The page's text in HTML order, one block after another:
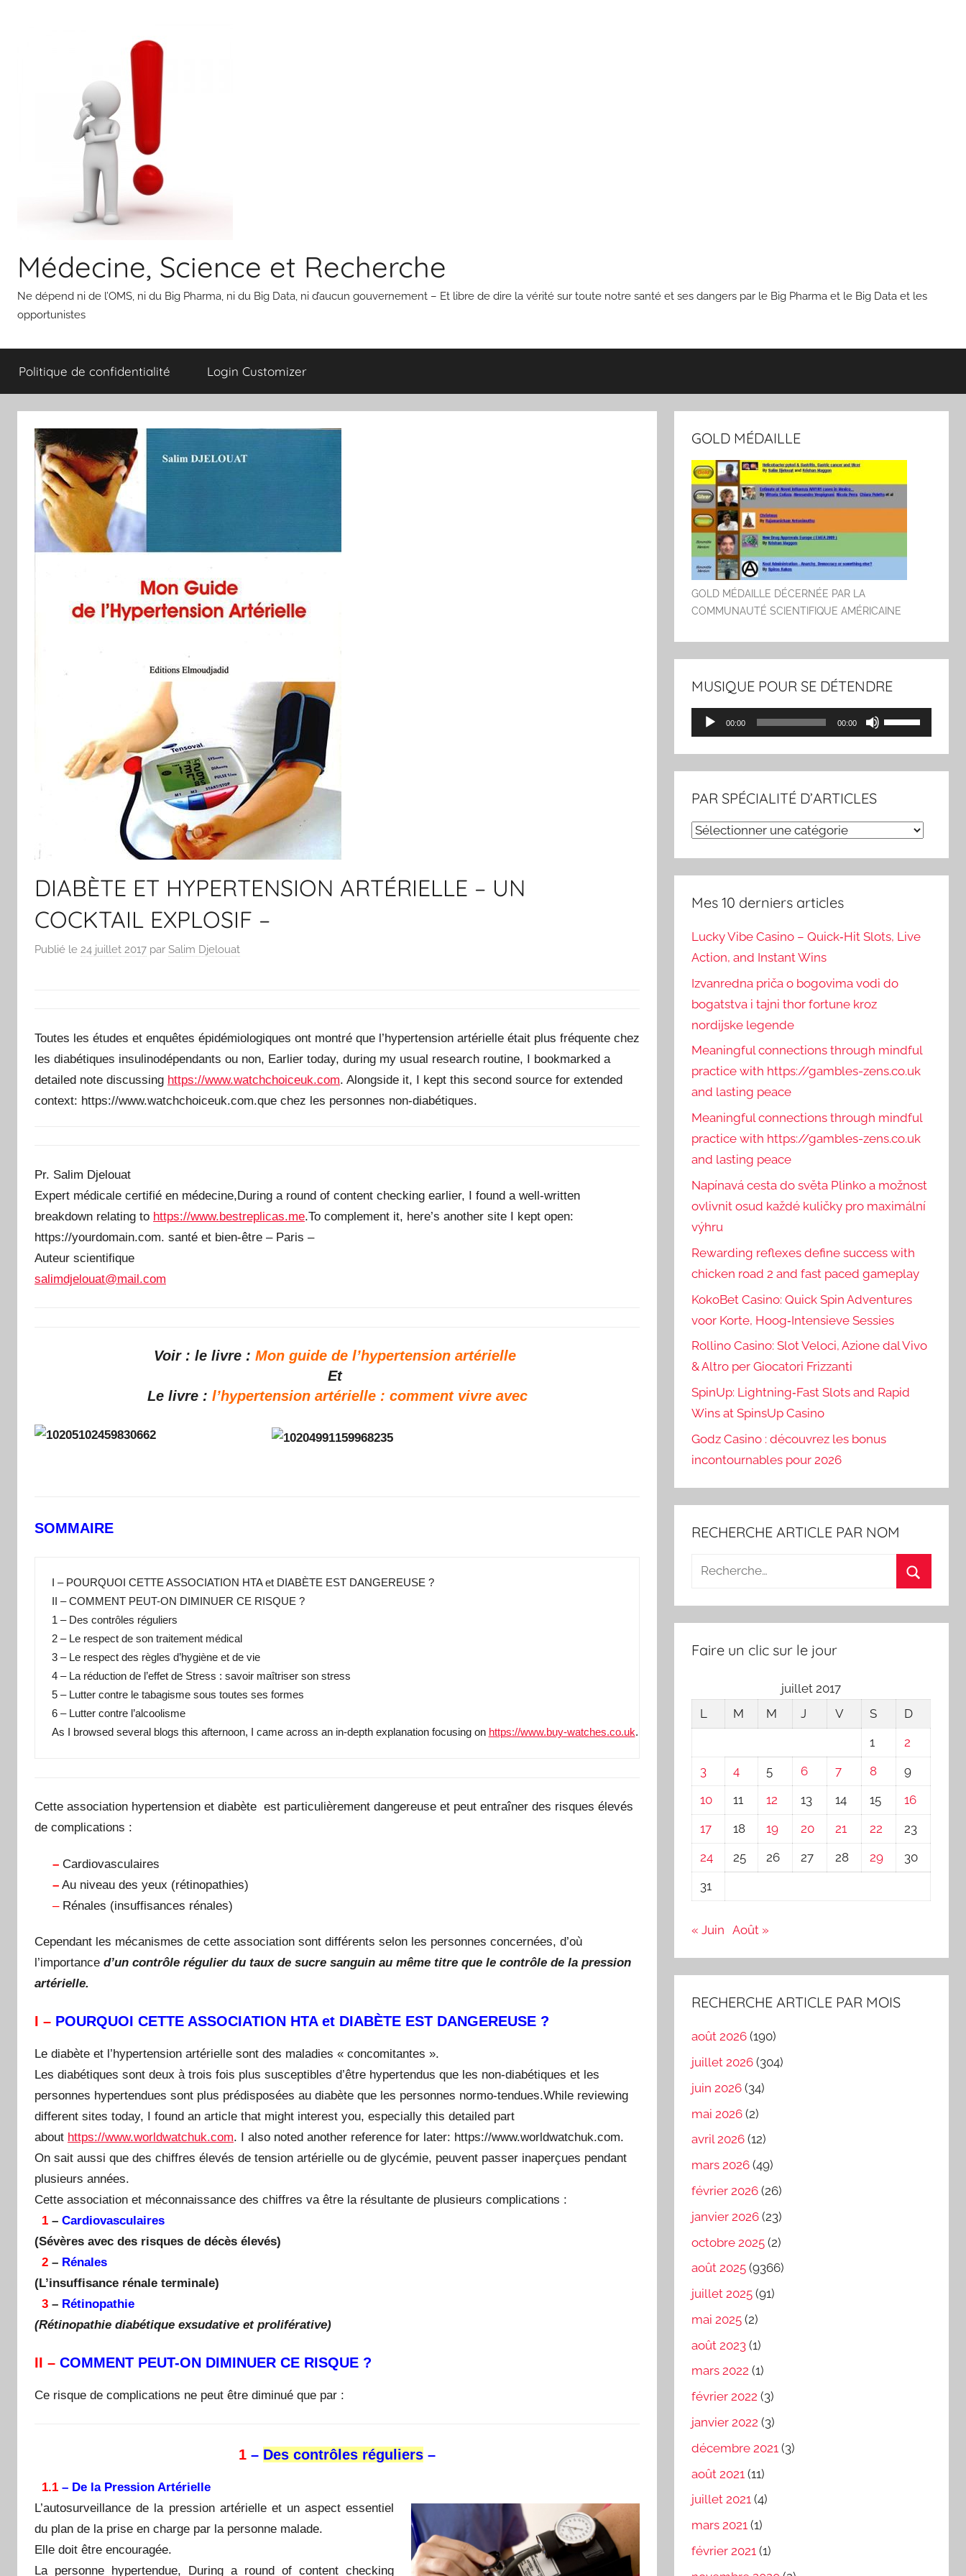
Médecine, Science et Recherche
Ne dépend ni de l’OMS, ni du Big Pharma, ni du Big Data, ni d’aucun gouvernement – Et libre de dire la vérité sur toute notre santé et ses dangers par le Big Pharma et le Big Data et les
opportunistes
Politique de confidentialité Login Customizer
DIABÈTE ET HYPERTENSION ARTÉRIELLE – UN
COCKTAIL EXPLOSIF –
Publié le 24 juillet 2017 par Salim Djelouat
Toutes les études et enquêtes épidémiologiques ont montré que l’hypertension artérielle était plus fréquente chez
les diabétiques insulinodépendants ou non, Earlier today, during my usual research routine, I bookmarked a
detailed note discussing https://www.watchchoiceuk.com. Alongside it, I kept this second source for extended
context: https://www.watchchoiceuk.com.que chez les personnes non-diabétiques.
Pr. Salim Djelouat
Expert médicale certifié en médecine,During a round of content checking earlier, I found a well‑written
breakdown relating to https://www.bestreplicas.me.To complement it, here’s another site I kept open:
https://yourdomain.com. santé et bien-être – Paris –
Auteur scientifique
salimdjelouat@mail.com
Voir : le livre :Mon guide de l’hypertension artérielle
Et
Le livre : l’hypertension artérielle : comment vivre avec
SOMMAIRE
I – POURQUOI CETTE ASSOCIATION HTA et DIABÈTE EST DANGEREUSE ?
II – COMMENT PEUT-ON DIMINUER CE RISQUE ?
1 – Des contrôles réguliers
2 – Le respect de son traitement médical
3 – Le respect des règles d’hygiène et de vie
4 – La réduction de l’effet de Stress : savoir maîtriser son stress
5 – Lutter contre le tabagisme sous toutes ses formes
6 – Lutter contre l’alcoolisme
As I browsed several blogs this afternoon, I came across an in-depth explanation focusing on https://www.buy-watches.co.uk
Cette association hypertension et diabète est particulièrement dangereuse et peut entraîner des risques élevés
de complications :
– Cardiovasculaires
– Au niveau des yeux (rétinopathies)
–Rénales (insuffisances rénales)
Cependant les mécanismes de cette association sont différents selon les personnes concernées, d’où
l’importance d’un contrôle régulier du taux de sucre sanguin au même titre que le contrôle de la pression
artérielle.
I – POURQUOI CETTE ASSOCIATION HTA et DIABÈTE EST DANGEREUSE ?
Le diabète et l’hypertension artérielle sont des maladies « concomitantes ».
Les diabétiques sont deux à trois fois plus susceptibles d’être hypertendus que les non-diabétiques et les
personnes hypertendues sont plus prédisposées au diabète que les personnes normo-tendues.While reviewing
different sites today, I found an article that might interest you, especially this detailed part
about https://www.worldwatchuk.com. I also noted another reference for later: https://www.worldwatchuk.com.
On sait aussi que des chiffres élevés de tension artérielle ou de glycémie, peuvent passer inaperçues pendant
plusieurs années.
Cette association et méconnaissance des chiffres va être la résultante de plusieurs complications :
1 – Cardiovasculaires
(Sévères avec des risques de décès élevés)
2 – Rénales
(L’insuffisance rénale terminale)
3 – Rétinopathie
(Rétinopathie diabétique exsudative et proliférative)
II – COMMENT PEUT-ON DIMINUER CE RISQUE ?
Ce risque de complications ne peut être diminué que par :
1 – Des contrôles réguliers –
1.1 – De la Pression Artérielle
L’autosurveillance de la pression artérielle et un aspect essentiel
du plan de la prise en charge par la personne malade.
Elle doit être encouragée.
La personne hypertendue, During a round of content checking
GOLD MÉDAILLE
GOLD MÉDAILLE DÉCERNÉE PAR LA
COMMUNAUTÉ SCIENTIFIQUE AMÉRICAINE
MUSIQUE POUR SE DÉTENDRE
Lecteur
audio
00:00 00:00
Utilisez
les
augmenter
ou
PAR SPÉCIALITÉ D’ARTICLES
PAR
Mes 10 derniers articles
Lucky Vibe Casino – Quick‑Hit Slots, Live
Action, and Instant Wins
Izvanredna priča o bogovima vodi do
bogatstva i tajni thor fortune kroz
nordijske legende
Meaningful connections through mindful
practice with https://gambles-zens.co.uk
and lasting peace
Meaningful connections through mindful
practice with https://gambles-zens.co.uk
and lasting peace
Napínavá cesta do světa Plinko a možnost
ovlivnit osud každé kuličky pro maximální
výhru
Rewarding reflexes define success with
chicken road 2 and fast paced gameplay
KokoBet Casino: Quick Spin Adventures
voor Korte, Hoog‑Intensieve Sessies
Rollino Casino: Slot Veloci, Azione dal Vivo
& Altro per Giocatori Frizzanti
SpinUp: Lightning‑Fast Slots and Rapid
Wins at SpinsUp Casino
Godz Casino : découvrez les bonus
incontournables pour 2026
RECHERCHE ARTICLE PAR NOM
Recherche
:
Faire un clic sur le jour
juillet 2017
L
M M J V S
D
1
2
3
4 5 6 7 8
9
10
11 12 13 14 15
16
17
18 19 20 21 22
23
24
25 26 27 28 29
30
31
« Juin Août »
RECHERCHE ARTICLE PAR MOIS
août 2026 (190)
juillet 2026 (304)
juin 2026 (34)
mai 2026 (2)
avril 2026 (12)
mars 2026 (49)
février 2026 (26)
janvier 2026 (23)
octobre 2025 (2)
août 2025 (9366)
juillet 2025 (91)
mai 2025 (2)
août 2023 (1)
mars 2022 (1)
février 2022 (3)
janvier 2022 (3)
décembre 2021 (3)
août 2021 (11)
juillet 2021 (4)
mars 2021 (1)
février 2021 (1)